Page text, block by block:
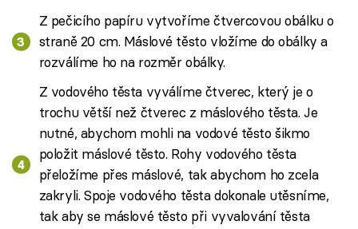
Z pečicího papíru vytvoříme čtvercovou obálku o
straně 20 cm. Máslové těsto vložíme do obálky a
rozválíme ho na rozměr obálky.
Z vodového těsta vyválíme čtverec, který je o
trochu větší než čtverec z máslového těsta. Je
nutné, abychom mohli na vodové těsto šikmo
položit máslové těsto. Rohy vodového těsta
přeložíme přes máslové, tak abychom ho zcela
zakryli. Spoje vodového těsta dokonale utěsníme,
tak aby se máslové těsto při vyvalování těsta